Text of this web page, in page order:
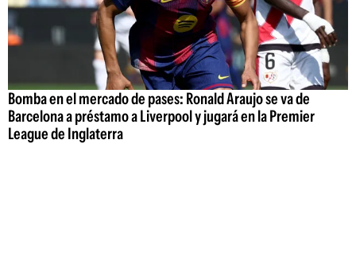
Bomba en el mercado de pases: Ronald Araujo se va de
Barcelona a préstamo a Liverpool y jugará en la Premier
League de Inglaterra